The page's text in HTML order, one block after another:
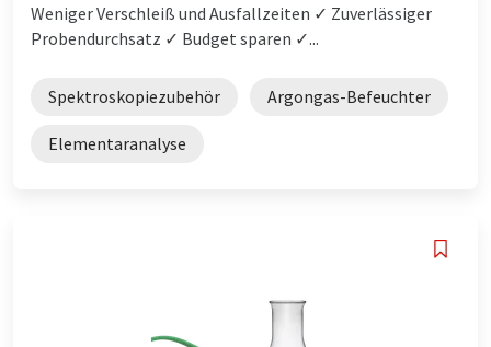
Weniger Verschleiß und Ausfallzeiten ✓ Zuverlässiger
Probendurchsatz ✓ Budget sparen ✓...
Spektroskopiezubehör Argongas-Befeuchter
Elementaranalyse